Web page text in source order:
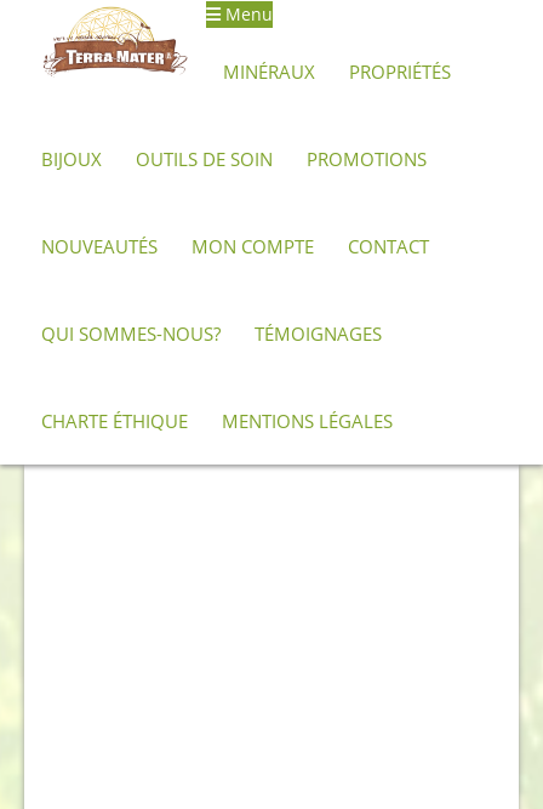
Aller
Aller
au
Menu
MINÉRAUX PROPRIÉTÉS
BIJOUX OUTILS DE SOIN PROMOTIONS
NOUVEAUTÉS MON COMPTE CONTACT
QUI SOMMES-NOUS? TÉMOIGNAGES
CHARTE ÉTHIQUE MENTIONS LÉGALES
Accueil Archives Cristal de Kunzite